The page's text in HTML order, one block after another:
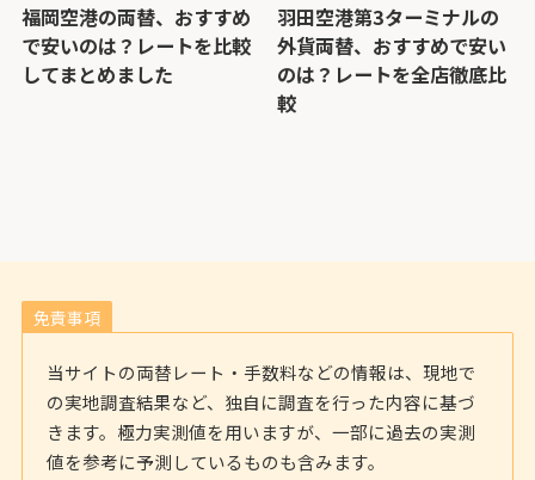
福岡空港の両替、おすすめ
で安いのは？レートを比較
してまとめました
羽田空港第3ターミナルの
外貨両替、おすすめで安い
のは？レートを全店徹底比
較
免責事項
当サイトの両替レート・手数料などの情報は、現地で
の実地調査結果など、独自に調査を行った内容に基づ
きます。極力実測値を用いますが、一部に過去の実測
値を参考に予測しているものも含みます。